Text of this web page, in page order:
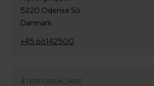
5220 Odense Sö
Danmark
+45 66142500
ÅTERFÖRSÄLJARE